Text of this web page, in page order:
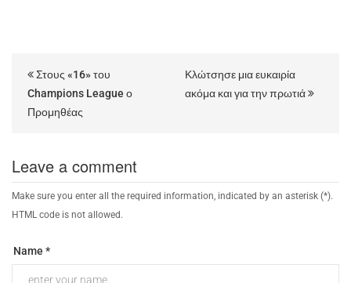
Στους «16» του
Champions League ο
Προμηθέας
Κλώτσησε μια ευκαιρία
ακόμα και για την πρωτιά
Leave a comment
Make sure you enter all the required information, indicated by an asterisk (*).
HTML code is not allowed.
Name *